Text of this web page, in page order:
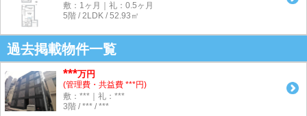
敷：1ヶ月｜礼：0.5ヶ月
5階 / 2LDK / 52.93㎡
過去掲載物件一覧
***万円
(管理費・共益費 ***円)
敷：***｜礼：***
3階 / *** / ***